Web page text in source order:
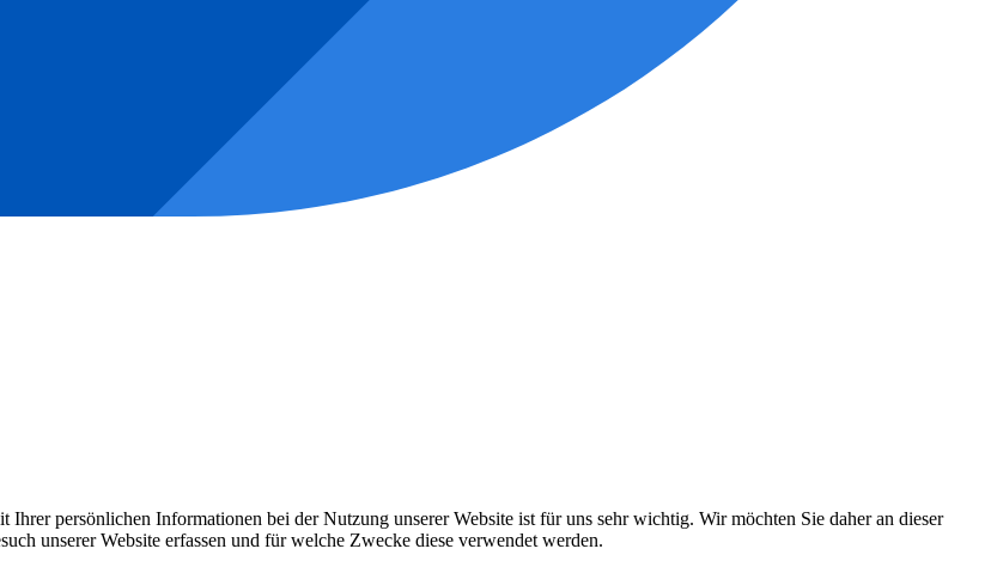
Ihrer persönlichen Informationen bei der Nutzung unserer Website ist für uns sehr wichtig. Wir möchten Sie daher an dieser
unserer Website erfassen und für welche Zwecke diese verwendet werden.